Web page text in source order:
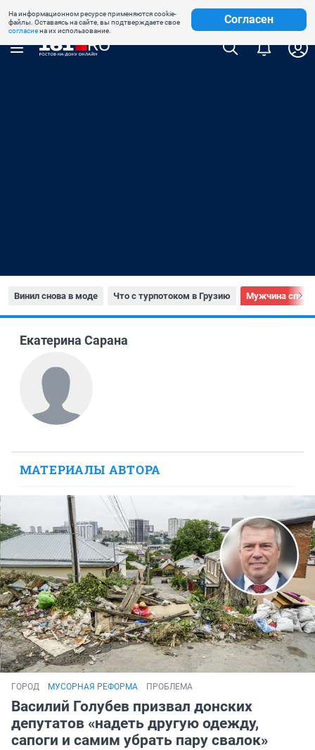
Недвижимость Знакомства Погода Телепрограмма
Винил снова в моде Что с турпотоком в Грузию Мужчина
Екатерина Сарана
МАТЕРИАЛЫ АВТОРА
ГОРОД МУСОРНАЯ РЕФОРМА ПРОБЛЕМА
Василий Голубев призвал донских
депутатов «надеть другую одежду,
сапоги и самим убрать пару свалок»
На информационном ресурсе применяются cookie-
файлы. Оставаясь на сайте, вы подтверждаете свое
согласиена их использование.
Согласен